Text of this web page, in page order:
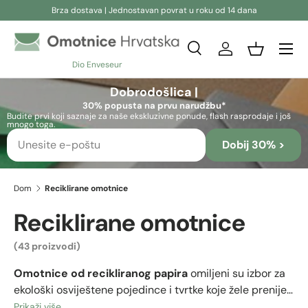
Brza dostava | Jednostavan povrat u roku od 14 dana
Dio Enveseur
Pretraživanje
Pretraživanje
Pretraživanje
PrijavaKošara
Dobrodošlica |
30% popusta na prvu narudžbu*
Budite prvi koji saznaje za naše ekskluzivne ponude, flash rasprodaje i još
mnogo toga.
Dobij 30% >
Dom Reciklirane omotnice
Reciklirane omotnice
(43 proizvodi)
Omotnice od recikliranog papiraomiljeni su izbor za
ekološki osviještene pojedince i tvrtke koje žele prenijeti